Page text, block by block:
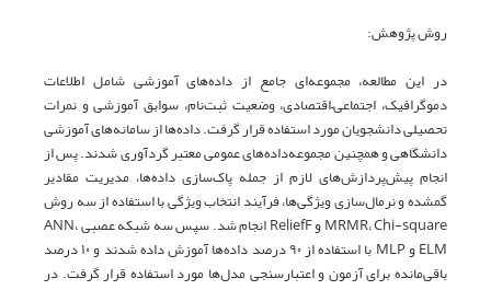
روش پژوهش:
در این مطالعه، مجموعه‌ای جامع از داده‌های آموزشی شامل اطلاعات
دموگرافیک، اجتماعی–اقتصادی، وضعیت ثبت‌نام، سوابق آموزشی و نمرات
تحصیلی دانشجویان مورد استفاده قرار گرفت. داده‌ها از سامانه‌های آموزشی
دانشگاهی و همچنین مجموعه‌داده‌های عمومی معتبر گردآوری شدند. پس از
انجام پیش‌پردازش‌های لازم از جمله پاک‌سازی داده‌ها، مدیریت مقادیر
گمشده و نرمال‌سازی ویژگی‌ها، فرآیند انتخاب ویژگی با استفاده از سه روش
MRMR، Chi-square و ReliefF انجام شد. سپس سه شبکه عصبی ANN،
ELM و MLP با استفاده از ۹۰ درصد داده‌ها آموزش داده شدند و ۱۰ درصد
باقی‌مانده برای آزمون و اعتبارسنجی مدل‌ها مورد استفاده قرار گرفت. در